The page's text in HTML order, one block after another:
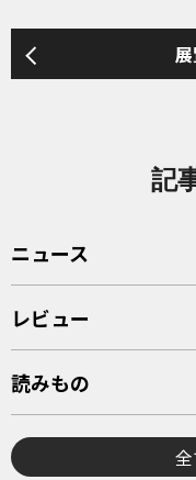
記
ニュース
レビュー
読みもの